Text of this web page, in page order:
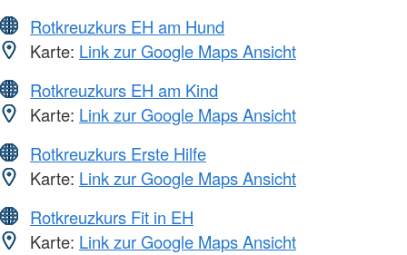
Rotkreuzkurs EH am Hund
Karte: Link zur Google Maps Ansicht
Rotkreuzkurs EH am Kind
Karte: Link zur Google Maps Ansicht
Rotkreuzkurs Erste Hilfe
Karte: Link zur Google Maps Ansicht
Rotkreuzkurs Fit in EH
Karte: Link zur Google Maps Ansicht